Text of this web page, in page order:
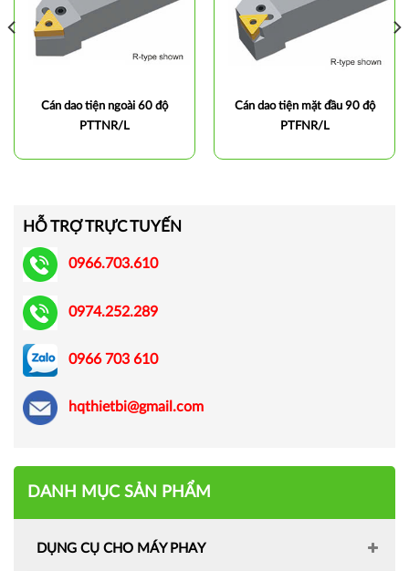
Cán dao tiện ngoài 60 độ
PTTNR/L
Cán dao tiện mặt đầu 90 độ
PTFNR/L
HỖ TRỢ TRỰC TUYẾN
0966.703.610
0974.252.289
0966 703 610
hqthietbi@gmail.com
DANH MỤC SẢN PHẨM
DỤNG CỤ CHO MÁY PHAY